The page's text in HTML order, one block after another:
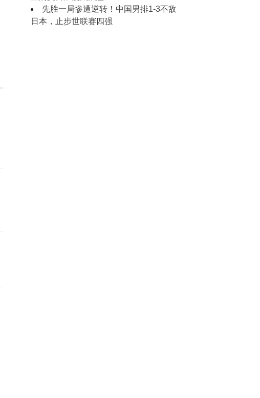
先胜一局惨遭逆转！中国男排1-3不敌
日本，止步世联赛四强